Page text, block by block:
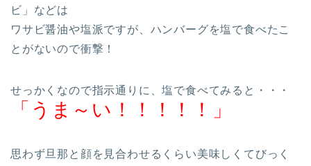
ビ」などは
ワサビ醤油や塩派ですが、ハンバーグを塩で食べたこ
とがないので衝撃！
せっかくなので指示通りに、塩で食べてみると・・・
「うま～い！！！！！」
思わず旦那と顔を見合わせるくらい美味しくてびっく